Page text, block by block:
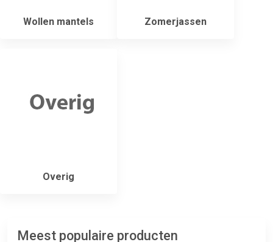
Wollen mantels Zomerjassen
Overig
Meest populaire producten